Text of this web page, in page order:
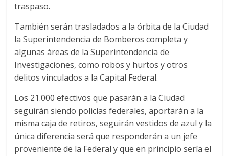
traspaso.
También serán trasladados a la órbita de la Ciudad
la Superintendencia de Bomberos completa y
algunas áreas de la Superintendencia de
Investigaciones, como robos y hurtos y otros
delitos vinculados a la Capital Federal.
Los 21.000 efectivos que pasarán a la Ciudad
seguirán siendo policías federales, aportarán a la
misma caja de retiros, seguirán vestidos de azul y la
única diferencia será que responderán a un jefe
proveniente de la Federal y que en principio sería el